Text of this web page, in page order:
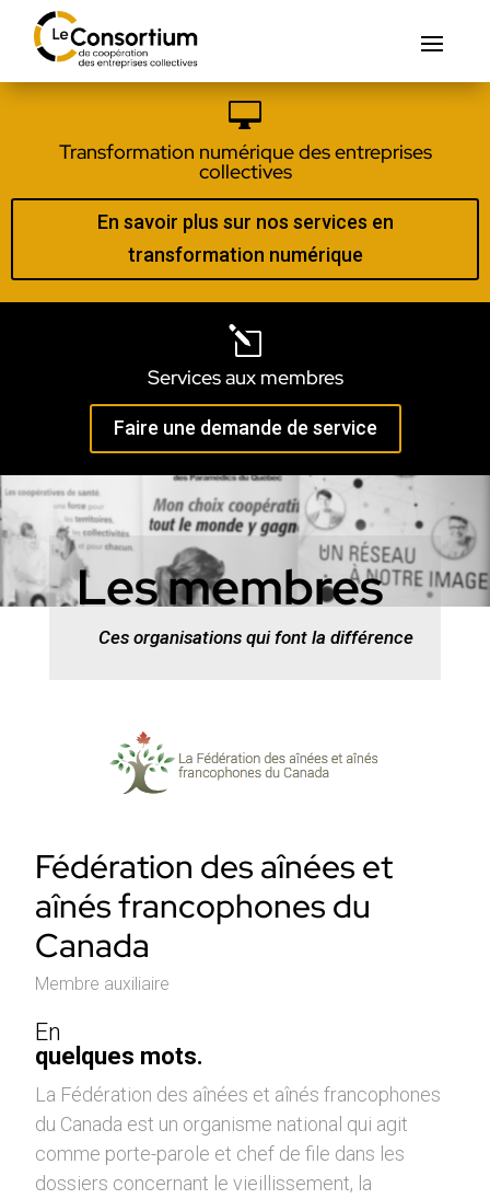

Transformation numérique des entreprises
collectives
En savoir plus sur nos services en
transformation numérique
l
Services aux membres
Faire une demande de service
Les membres
Ces organisations qui font la différence
Fédération des aînées et
aînés francophones du
Canada
Membre auxiliaire
En
quelques mots.
La Fédération des aînées et aînés francophones
du Canada est un organisme national qui agit
comme porte-parole et chef de file dans les
dossiers concernant le vieillissement, la